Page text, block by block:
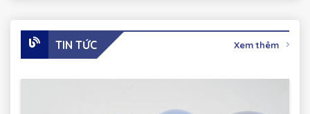
TIN TỨC Xem thêm